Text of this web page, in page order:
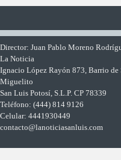
Director: Juan Pablo Moreno
La Noticia
Ignacio López Rayón 873, Barrio de
Miguelito
San Luis Potosí, S.L.P. CP 78339
Teléfono: (444) 814 9126
Celular: 4441930449
contacto@lanoticiasanluis.com